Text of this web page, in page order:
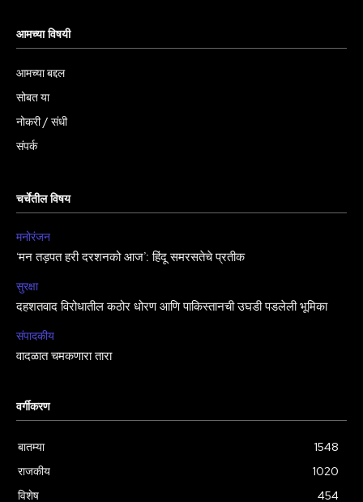
आमच्या विषयी
आमच्या बद्दल
सोबत या
नोकरी / संधी
संपर्क
चर्चेतील विषय
मनोरंजन
‘मन तड़पत हरी दरशनको आज’: हिंदू समरसतेचे प्रतीक
सुरक्षा
दहशतवाद विरोधातील कठोर धोरण आणि पाकिस्तानची उघडी पडलेली भूमिका
संपादकीय
वादळात चमकणारा तारा
वर्गीकरण
बातम्या
1548
राजकीय
1020
विशेष
454